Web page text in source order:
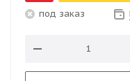
под заказ